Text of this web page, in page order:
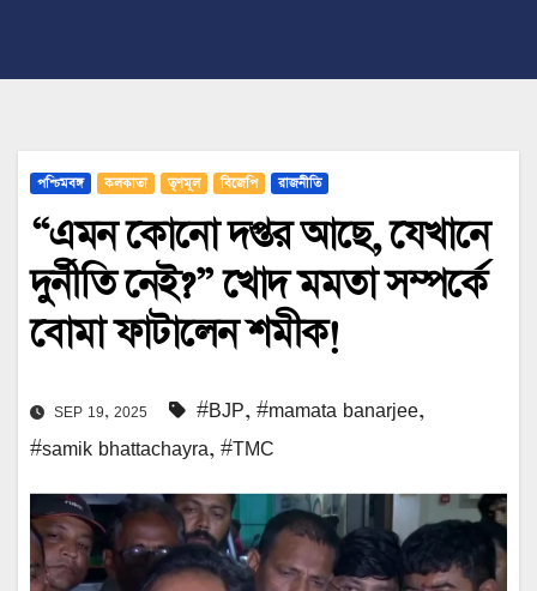
পশ্চিমবঙ্গ কলকাতা তৃণমূল বিজেপি রাজনীতি
“এমন কোনো দপ্তর আছে, যেখানে
দুর্নীতি নেই?” খোদ মমতা সম্পর্কে
বোমা ফাটালেন শমীক!
SEP 19, 2025 #BJP, #mamata banarjee,
#samik bhattachayra, #TMC